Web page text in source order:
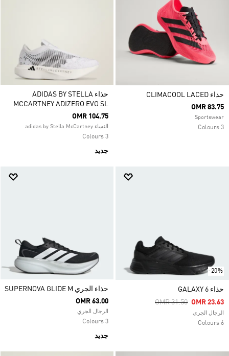
حذاء CLIMACOOL LACED
OMR 83.75
Sportswear
3 Colours
حذاء ADIDAS BY STELLA
MCCARTNEY ADIZERO EVO SL
OMR 104.75
النساء adidas by Stella McCartney
3 Colours
جديد
-20%
حذاء GALAXY 6
Price Reduced From
OMR 31.50ToOMR 23.63
الرجال الجري
6 Colours
حذاء الجري SUPERNOVA GLIDE M
OMR 63.00
الرجال الجري
3 Colours
جديد